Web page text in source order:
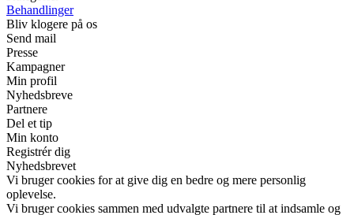
Behandlinger
Bliv klogere på os
Send mail
Presse
Kampagner
Min profil
Nyhedsbreve
Partnere
Del et tip
Min konto
Registrér dig
Nyhedsbrevet
Vi bruger cookies for at give dig en bedre og mere personlig
oplevelse.
Vi bruger cookies sammen med udvalgte partnere til at indsamle og